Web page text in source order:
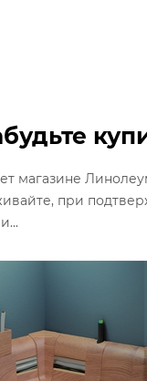
магазине
при